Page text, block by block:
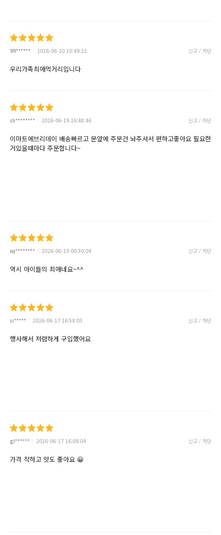
99****** 2026-06-20 10:49:22 신고 / 차단
우리가족최애먹거리입니다
sh******** 2026-06-19 16:48:46 신고 / 차단
이마트에브리데이 배송빠르고 문앞에 주문건 놔주셔서 편하고좋아요 필요한
거있을때마다 주문합니다~
wj******** 2026-06-19 00:30:04 신고 / 차단
역시 아이들의 최애네요~^^
si***** 2026-06-17 16:58:03 신고 / 차단
행사해서 저렴하게 구입했어요
gl****** 2026-06-17 16:09:04 신고 / 차단
가격 착하고 맛도 좋아요 😀